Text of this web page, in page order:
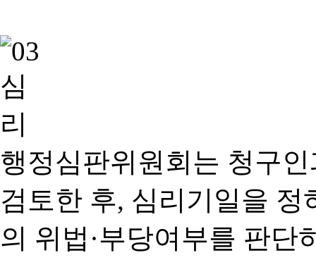
행정심판위원회는 청구
검토한 후, 심리기일을 정
의 위법·부당여부를 판단